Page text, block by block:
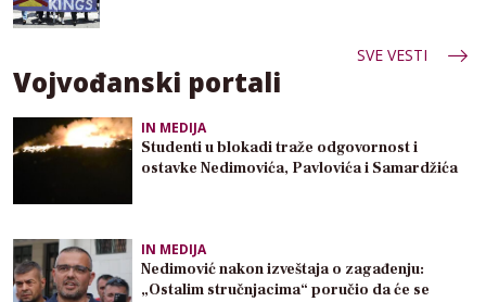
SVE VESTI
Vojvođanski portali
IN MEDIJA
Studenti u blokadi traže odgovornost i
ostavke Nedimovića, Pavlovića i Samardžića
IN MEDIJA
Nedimović nakon izveštaja o zagađenju:
„Ostalim stručnjacima“ poručio da će se